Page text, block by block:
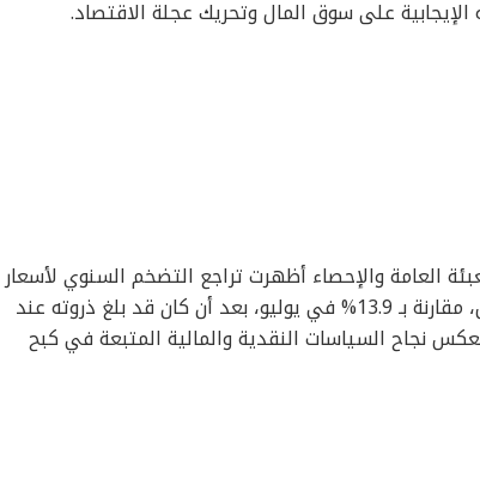
على سوق المال وتحريك عجلة الاقتصاد.
العامة والإحصاء أظهرت تراجع التضخم السنوي لأسعار
المستهلكين في المدن إلى 12% في أغسطس، مقارنة بـ 13.9% في يوليو، بعد أن كان قد بلغ ذروته عند
الأرقام تعكس نجاح السياسات النقدية والمالية المتبعة في كبح